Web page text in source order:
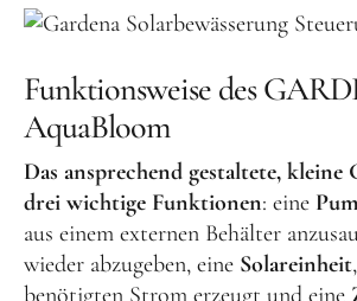
Funktionsweise des
AquaBloom
Das ansprechend gestaltete,
drei wichtige Funktionen: eine
aus einem externen Behälter
wieder abzugeben, eine Solareinheit